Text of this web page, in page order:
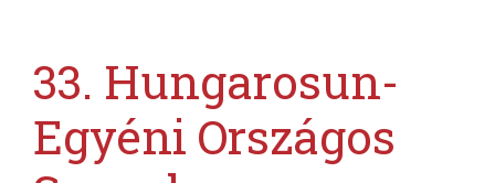
33. Hungarosun-
Egyéni Országos